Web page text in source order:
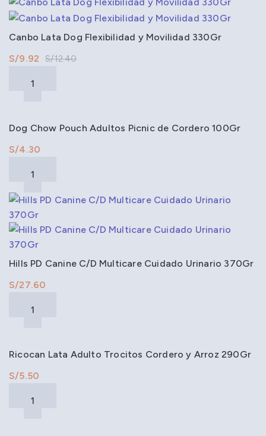
Canbo Lata Dog Flexibilidad y Movilidad 330Gr
S/12.40
S/9.92
Dog Chow Pouch Adultos Picnic de Cordero 100Gr
S/
Hills PD Canine C/D Multicare Cuidado Urinario 370Gr
S/
Ricocan Lata Adulto Trocitos Cordero y Arroz 290Gr
S/